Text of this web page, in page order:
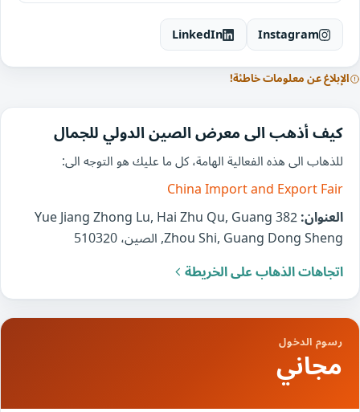
Instagram
LinkedIn
الإبلاغ عن معلومات خاطئة!
كيف أذهب الى معرض الصين الدولي للجمال
للذهاب الى هذه الفعالية الهامة، كل ما عليك هو التوجه الى:
China Import and Export Fair
العنوان:
382 Yue Jiang Zhong Lu, Hai Zhu Qu, Guang
Zhou Shi, Guang Dong Sheng, الصين، 510320
اتجاهات الذهاب على الخريطة
رسوم الدخول
مجاني